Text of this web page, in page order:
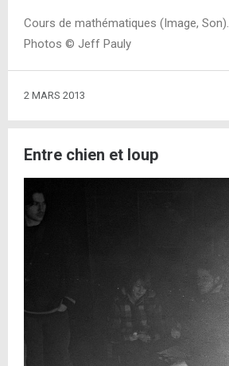
Cours de mathématiques (Image, Son).
Photos © Jeff Pauly
2 MARS 2013
Entre chien et loup